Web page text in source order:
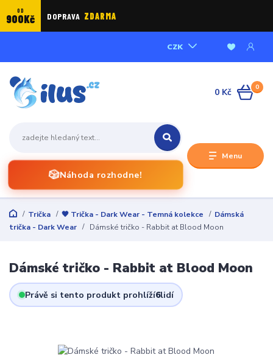
OD
900Kč DOPRAVA ZDARMA
Menu
CZK
🎲Náhoda rozhodne!
0
0 Kč
Trička 🖤 Trička - Dark Wear - Temná kolekce
Dámská
trička - Dark Wear
Dámské tričko - Rabbit at Blood Moon
Dámské tričko - Rabbit at Blood Moon
Právě si tento produkt prohlíží6lidí